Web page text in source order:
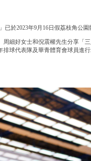
於2023年9月16日假荔枝角公園
細好女士和倪震權先生分享「
球代表隊及華青體育會球員進行